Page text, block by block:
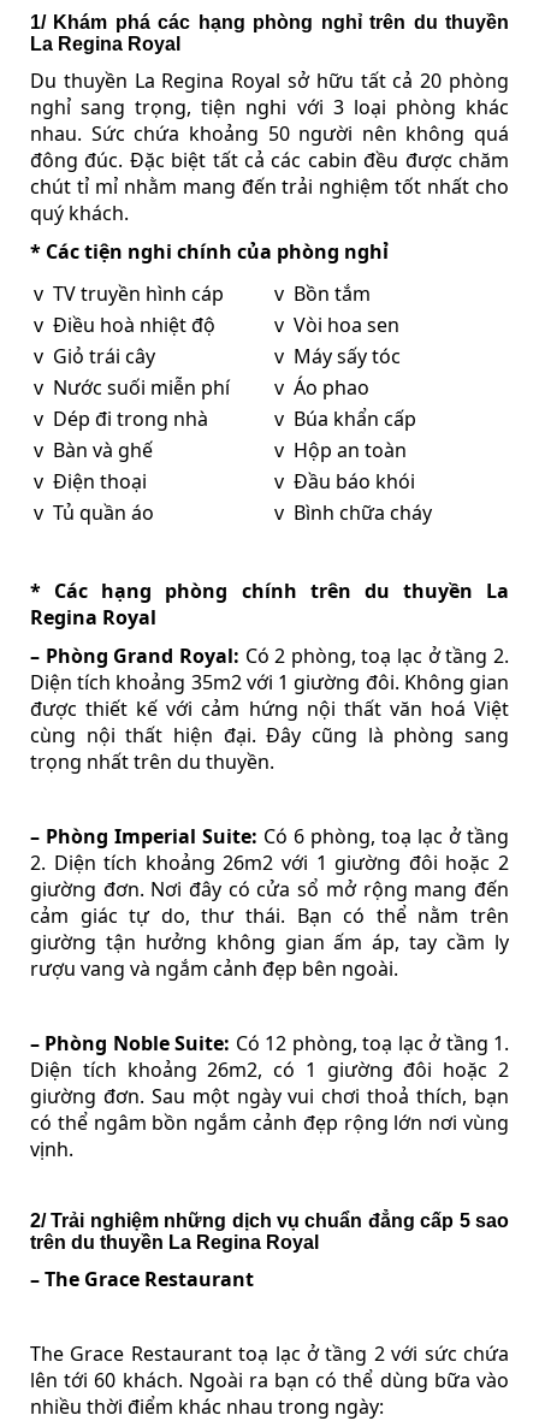
1/ Khám phá các hạng phòng nghỉ trên du thuyền
La Regina Royal
Du thuyền La Regina Royal sở hữu tất cả 20 phòng
nghỉ sang trọng, tiện nghi với 3 loại phòng khác
nhau. Sức chứa khoảng 50 người nên không quá
đông đúc. Đặc biệt tất cả các cabin đều được chăm
chút tỉ mỉ nhằm mang đến trải nghiệm tốt nhất cho
quý khách.
* Các tiện nghi chính của phòng nghỉ
v TV truyền hình cáp
v Bồn tắm
v Điều hoà nhiệt độ
v Vòi hoa sen
v Giỏ trái cây
v Máy sấy tóc
v Nước suối miễn phí
v Áo phao
v Dép đi trong nhà
v Búa khẩn cấp
v Bàn và ghế
v Hộp an toàn
v Điện thoại
v Đầu báo khói
v Tủ quần áo
v Bình chữa cháy
* Các hạng phòng chính trên du thuyền La
Regina Royal
– Phòng Grand Royal: Có 2 phòng, toạ lạc ở tầng 2.
Diện tích khoảng 35m2 với 1 giường đôi. Không gian
được thiết kế với cảm hứng nội thất văn hoá Việt
cùng nội thất hiện đại. Đây cũng là phòng sang
trọng nhất trên du thuyền.
– Phòng Imperial Suite: Có 6 phòng, toạ lạc ở tầng
2. Diện tích khoảng 26m2 với 1 giường đôi hoặc 2
giường đơn. Nơi đây có cửa sổ mở rộng mang đến
cảm giác tự do, thư thái. Bạn có thể nằm trên
giường tận hưởng không gian ấm áp, tay cầm ly
rượu vang và ngắm cảnh đẹp bên ngoài.
– Phòng Noble Suite: Có 12 phòng, toạ lạc ở tầng 1.
Diện tích khoảng 26m2, có 1 giường đôi hoặc 2
giường đơn. Sau một ngày vui chơi thoả thích, bạn
có thể ngâm bồn ngắm cảnh đẹp rộng lớn nơi vùng
vịnh.
2/ Trải nghiệm những dịch vụ chuẩn đẳng cấp 5 sao
trên du thuyền La Regina Royal
– The Grace Restaurant
The Grace Restaurant toạ lạc ở tầng 2 với sức chứa
lên tới 60 khách. Ngoài ra bạn có thể dùng bữa vào
nhiều thời điểm khác nhau trong ngày: